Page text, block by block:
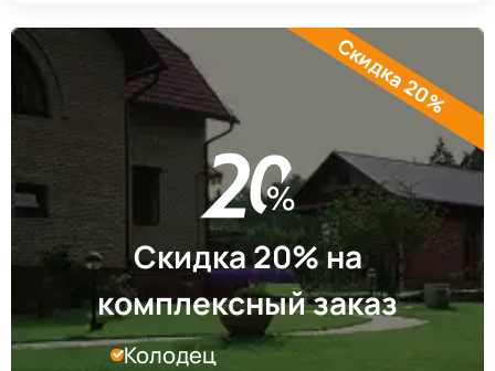
Скидка 20% на
комплексный заказ
Колодец
Скидка 20%